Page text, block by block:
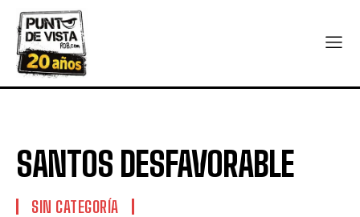
SANTOS DESFAVORABLE
SIN CATEGORÍA